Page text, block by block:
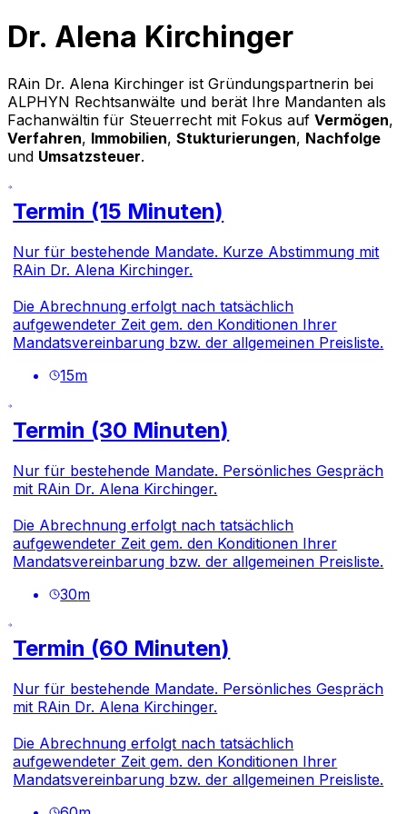
Dr. Alena Kirchinger
RAin Dr. Alena Kirchinger ist Gründungspartnerin bei
ALPHYN Rechtsanwälte und berät Ihre Mandanten als
Fachanwältin für Steuerrecht mit Fokus auf Vermögen,
Verfahren, Immobilien, Stukturierungen, Nachfolge
und Umsatzsteuer.
Termin (15 Minuten)
Nur für bestehende Mandate. Kurze Abstimmung mit
RAin Dr. Alena Kirchinger.
Die Abrechnung erfolgt nach tatsächlich
aufgewendeter Zeit gem. den Konditionen Ihrer
Mandatsvereinbarung bzw. der allgemeinen Preisliste.
15m
Termin (30 Minuten)
Nur für bestehende Mandate. Persönliches Gespräch
mit RAin Dr. Alena Kirchinger.
Die Abrechnung erfolgt nach tatsächlich
aufgewendeter Zeit gem. den Konditionen Ihrer
Mandatsvereinbarung bzw. der allgemeinen Preisliste.
30m
Termin (60 Minuten)
Nur für bestehende Mandate. Persönliches Gespräch
mit RAin Dr. Alena Kirchinger.
Die Abrechnung erfolgt nach tatsächlich
aufgewendeter Zeit gem. den Konditionen Ihrer
Mandatsvereinbarung bzw. der allgemeinen Preisliste.